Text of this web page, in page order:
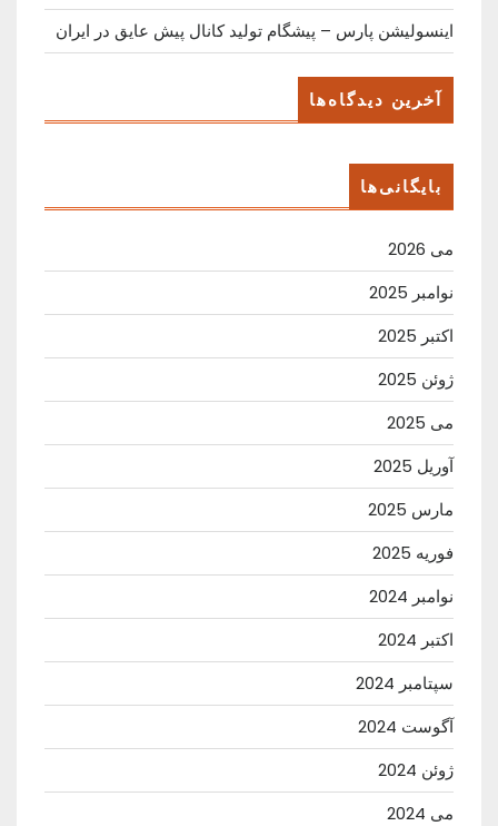
اینسولیشن پارس – پیشگام تولید کانال پیش عایق در ایران
آخرین دیدگاه‌ها
بایگانی‌ها
می 2026
نوامبر 2025
اکتبر 2025
ژوئن 2025
می 2025
آوریل 2025
مارس 2025
فوریه 2025
نوامبر 2024
اکتبر 2024
سپتامبر 2024
آگوست 2024
ژوئن 2024
می 2024